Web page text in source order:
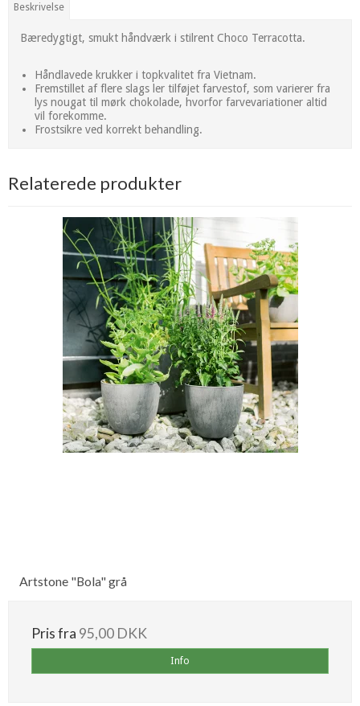
Beskrivelse
Bæredygtigt, smukt håndværk i stilrent Choco Terracotta.
Håndlavede krukker i topkvalitet fra Vietnam.
Fremstillet af flere slags ler tilføjet farvestof, som varierer fra
lys nougat til mørk chokolade, hvorfor farvevariationer altid
vil forekomme.
Frostsikre ved korrekt behandling.
Relaterede produkter
Artstone "Bola" grå
Pris fra 95,00 DKK
Info